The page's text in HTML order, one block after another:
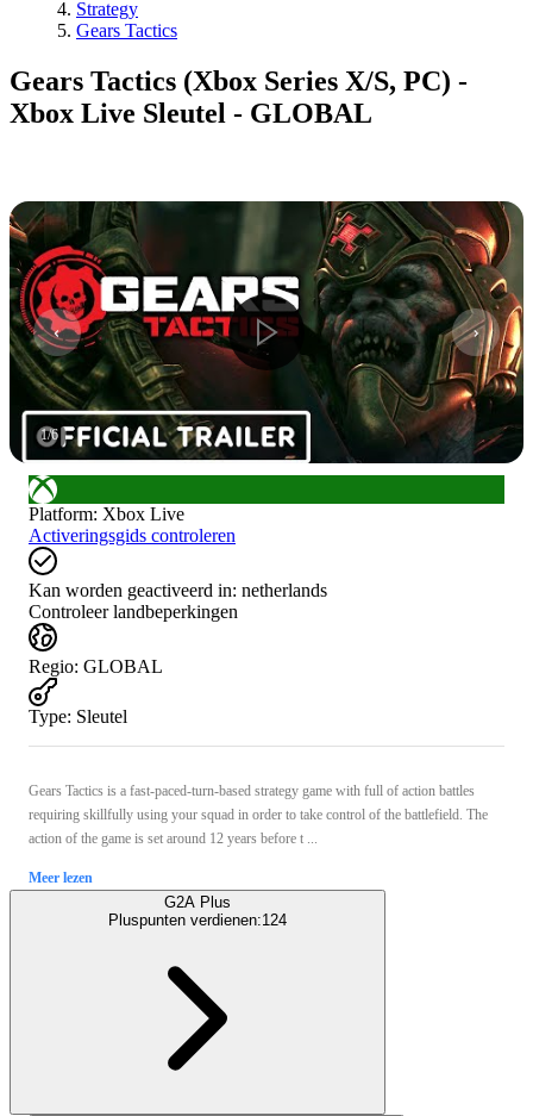
Strategy
Gears Tactics
Gears Tactics (Xbox Series X/S, PC) -
Xbox Live Sleutel - GLOBAL
1/6
Platform: Xbox Live
Activeringsgids controleren
Kan worden geactiveerd in: netherlands
Controleer landbeperkingen
Regio: GLOBAL
Type: Sleutel
Gears Tactics is a fast-paced-turn-based strategy game with full of action battles
requiring skillfully using your squad in order to take control of the battlefield. The
action of the game is set around 12 years before t ...
Meer lezen
G2A Plus
Pluspunten verdienen:124